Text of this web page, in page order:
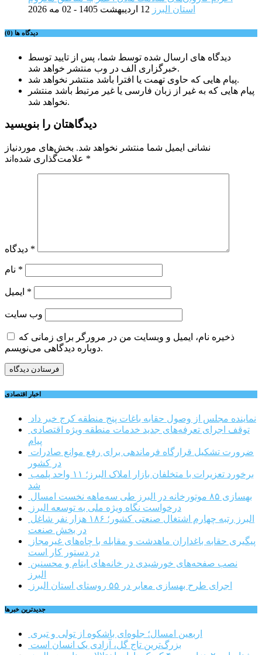
استان البرز 12 اردیبهشت 1405 - 02 مه 2026
دیدگاه ها (0)
دیدگاه های ارسال شده توسط شما، پس از تایید توسط
خبرگزاری الف در وب منتشر خواهد شد.
پیام هایی که حاوی تهمت یا افترا باشد منتشر نخواهد شد.
پیام هایی که به غیر از زبان فارسی یا غیر مرتبط باشد منتشر
نخواهد شد.
دیدگاهتان را بنویسید
نشانی ایمیل شما منتشر نخواهد شد. بخش‌های موردنیاز
*
*
*
*
وب‌ سایت
ذخیره نام، ایمیل و وبسایت من در مرورگر برای زمانی که
دوباره دیدگاهی می‌نویسم.
اخبار اقتصادی
نماینده مجلس از وصول حقابه باغات پنج منطقه کرج خبر داد
پیام
در کشور
شد
بهسازی ۸۵ موتورخانه در البرز طی سه‌ماهه نخست امسال
درخواست نگاه ویژه ملی به توسعه البرز
در بخش صنعت
در دستور کار است
البرز
اجرای طرح بهسازی معابر در ۵۵ روستای استان البرز
جديدترين خبرها
اربعین امسال؛ جلوه‌ای باشکوه از تولی و تبری
بزرگ‌ترین تاج گل، آزادی یک انسان است